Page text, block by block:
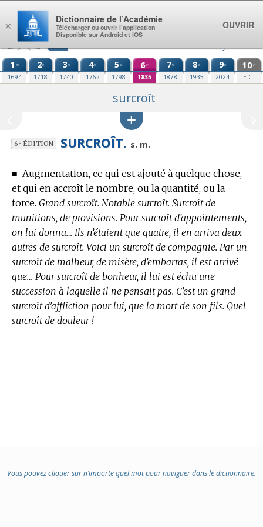
Aller au contenu
1re
1694
2e
1718
3e
1740
4e
1762
5e
1798
6e
1835
7e
1878
8e
1935
9e
2024
10e
E.C.
surcroît
6eÉDITION SURCROÎT. s. m.
■ Augmentation, ce qui est ajouté à quelque chose,
et qui en accroît le nombre, ou la quantité, ou la
force. Grand surcroît. Notable surcroît. Surcroît de
munitions, de provisions. Pour surcroît d’appointements,
on lui donna… Ils n’étaient que quatre, il en arriva deux
autres de surcroît. Voici un surcroît de compagnie. Par un
surcroît de malheur, de misère, d’embarras, il est arrivé
que… Pour surcroît de bonheur, il lui est échu une
succession à laquelle il ne pensait pas. C’est un grand
surcroît d’affliction pour lui, que la mort de son fils. Quel
surcroît de douleur !
Vous pouvez cliquer sur n’importe quel mot pour naviguer dans le dictionnaire.
×
Dictionnaire de l’Académie
Télécharger ou ouvrir l’application
Disponible sur Android et iOS
OUVRIR